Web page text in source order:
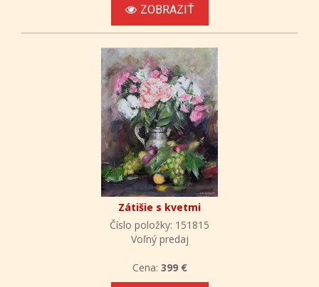
ZOBRAZIŤ
Zátišie s kvetmi
Číslo položky: 151815
Voľný predaj
Cena: 399 €